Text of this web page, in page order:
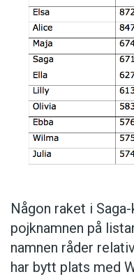
Någon raket i
pojknamnen på
namnen råder
har bytt plats med